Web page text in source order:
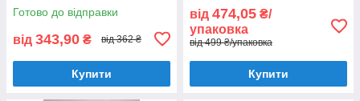
Готово до відправки
від 343,90 ₴ від 362 ₴
Купити
від 474,05 ₴/
упаковка
від 499 ₴/упаковка
Купити